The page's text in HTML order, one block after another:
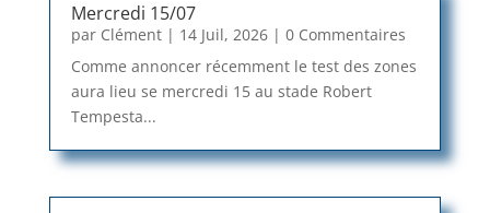
Mercredi 15/07
par Clément| 14 Juil, 2026| 0 Commentaires
Comme annoncer récemment le test des zones
aura lieu se mercredi 15 au stade Robert
Tempesta...